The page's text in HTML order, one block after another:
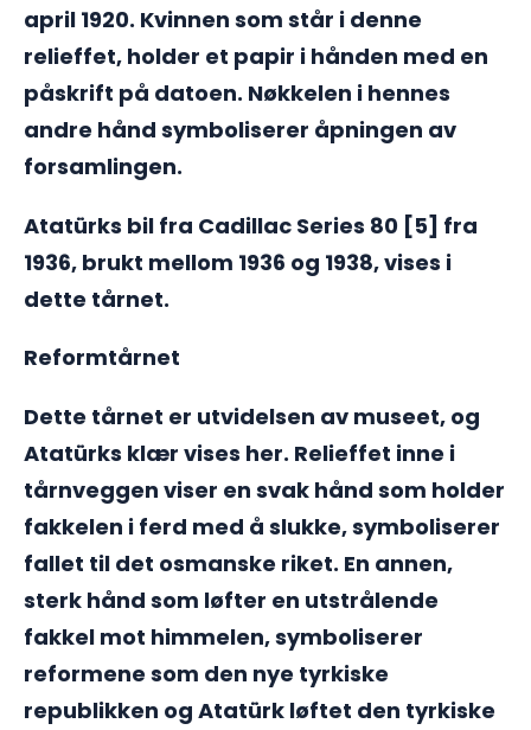
april 1920. Kvinnen som står i denne
relieffet, holder et papir i hånden med en
påskrift på datoen. Nøkkelen i hennes
andre hånd symboliserer åpningen av
forsamlingen.
Atatürks bil fra Cadillac Series 80 [5] fra
1936, brukt mellom 1936 og 1938, vises i
dette tårnet.
Reformtårnet
Dette tårnet er utvidelsen av museet, og
Atatürks klær vises her. Relieffet inne i
tårnveggen viser en svak hånd som holder
fakkelen i ferd med å slukke, symboliserer
fallet til det osmanske riket. En annen,
sterk hånd som løfter en utstrålende
fakkel mot himmelen, symboliserer
reformene som den nye tyrkiske
republikken og Atatürk løftet den tyrkiske